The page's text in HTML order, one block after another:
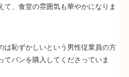
て、食堂の雰囲気も華やかになりま
は恥ずかしいという男性従業員の方
てパンを購入してくださっていま